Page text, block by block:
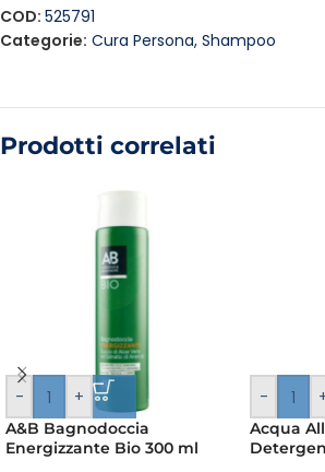
COD: 525791
Categorie: Cura Persona, Shampoo
Prodotti correlati
- +
A&B Bagnodoccia
Energizzante Bio 300 ml
-
Acqua